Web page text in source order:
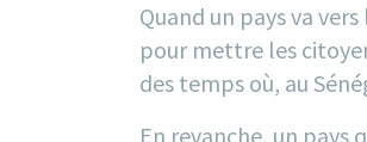
Quand un pays va
pour mettre les
des temps où, au
En revanche, un